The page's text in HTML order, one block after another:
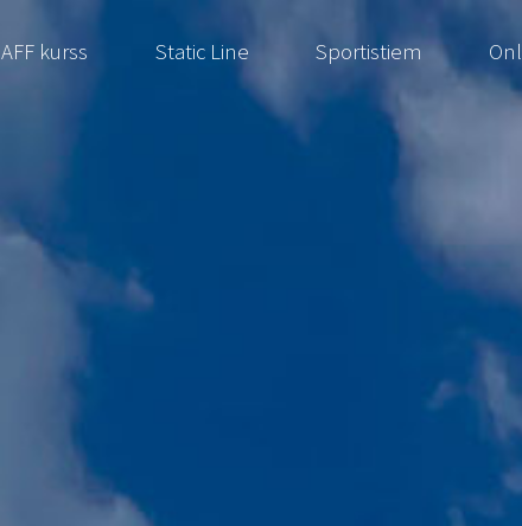
AFF kurss Static Line Sportistiem